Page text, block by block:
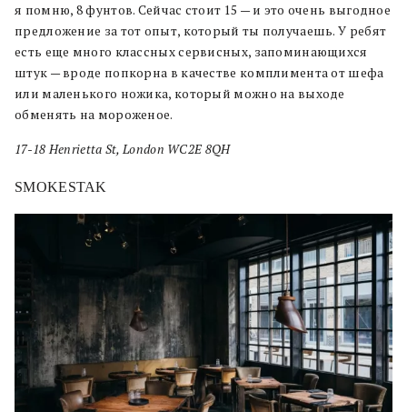
я помню, 8 фунтов. Сейчас стоит 15 — и это очень выгодное
предложение за тот опыт, который ты получаешь. У ребят
есть еще много классных сервисных, запоминающихся
штук — вроде попкорна в качестве комплимента от шефа
или маленького ножика, который можно на выходе
обменять на мороженое.
17-18 Henrietta St, London WC2E 8QH
SMOKESTAK